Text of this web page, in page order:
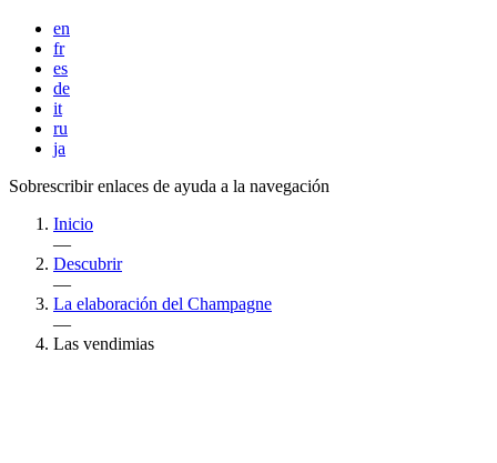
en
fr
es
de
it
ru
ja
Sobrescribir enlaces de ayuda a la navegación
Inicio
—
Descubrir
—
La elaboración del Champagne
—
Las vendimias